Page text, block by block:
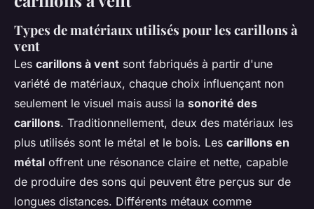
Types de matériaux utilisés pour les carillons à
vent
Les carillons à vent sont fabriqués à partir d'une
variété de matériaux, chaque choix influençant non
seulement le visuel mais aussi la sonorité des
carillons. Traditionnellement, deux des matériaux les
plus utilisés sont le métal et le bois. Les carillons en
métal offrent une résonance claire et nette, capable
de produire des sons qui peuvent être perçus sur de
longues distances. Différents métaux comme